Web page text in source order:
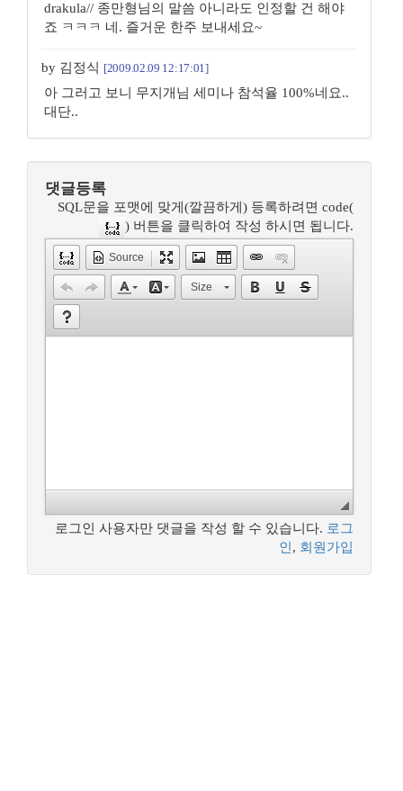
drakula// 종만형님의 말씀 아니라도 인정할 건 해야
죠 ㅋㅋㅋ 네. 즐거운 한주 보내세요~
by 김정식 [2009.02.09 12:17:01]
아 그러고 보니 무지개님 세미나 참석율 100%네요..
대단..
댓글등록
SQL문을 포맷에 맞게(깔끔하게) 등록하려면 code(
) 버튼을 클릭하여 작성 하시면 됩니다.
Source
Size
로그인 사용자만 댓글을 작성 할 수 있습니다. 로그
인 , 회원가입